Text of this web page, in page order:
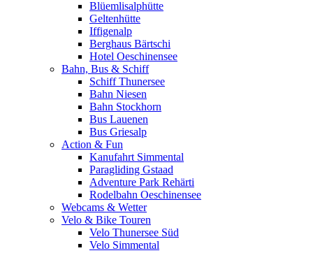
Blüemlisalphütte
Geltenhütte
Iffigenalp
Berghaus Bärtschi
Hotel Oeschinensee
Bahn, Bus & Schiff
Schiff Thunersee
Bahn Niesen
Bahn Stockhorn
Bus Lauenen
Bus Griesalp
Action & Fun
Kanufahrt Simmental
Paragliding Gstaad
Adventure Park Rehärti
Rodelbahn Oeschinensee
Webcams & Wetter
Velo & Bike Touren
Velo Thunersee Süd
Velo Simmental